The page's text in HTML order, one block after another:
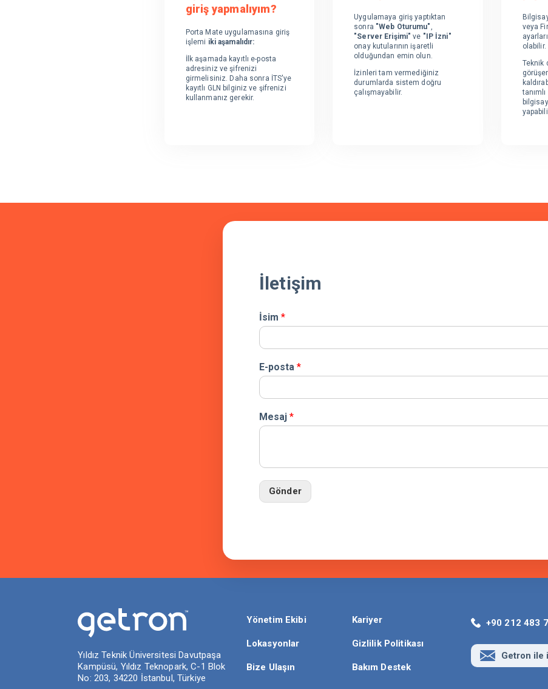
giriş yapmalıyım?
Porta Mate uygulamasına giriş
işlemi iki aşamalıdır:
İlk aşamada kayıtlı e-posta
adresiniz ve şifrenizi
girmelisiniz. Daha sonra İTS'ye
kayıtlı GLN bilginiz ve şifrenizi
kullanmanız gerekir.
Uygulamaya giriş yaptıktan
sonra "Web Oturumu",
"Server Erişimi" ve "IP İzni"
onay kutularının işaretli
olduğundan emin olun.
İzinleri tam vermediğiniz
durumlarda sistem doğru
çalışmayabilir.
veya
olabilir.
Teknik
İletişim
İsim *
E-posta *
Mesaj *
Gönder
Yıldız Teknik Üniversitesi Davutpaşa
Kampüsü, Yıldız Teknopark, C-1 Blok
No: 203, 34220 İstanbul, Türkiye
Yönetim Ekibi Kariyer
Lokasyonlar Gizlilik Politikası
Bize Ulaşın Bakım Destek
+90 212 483
Getron ile